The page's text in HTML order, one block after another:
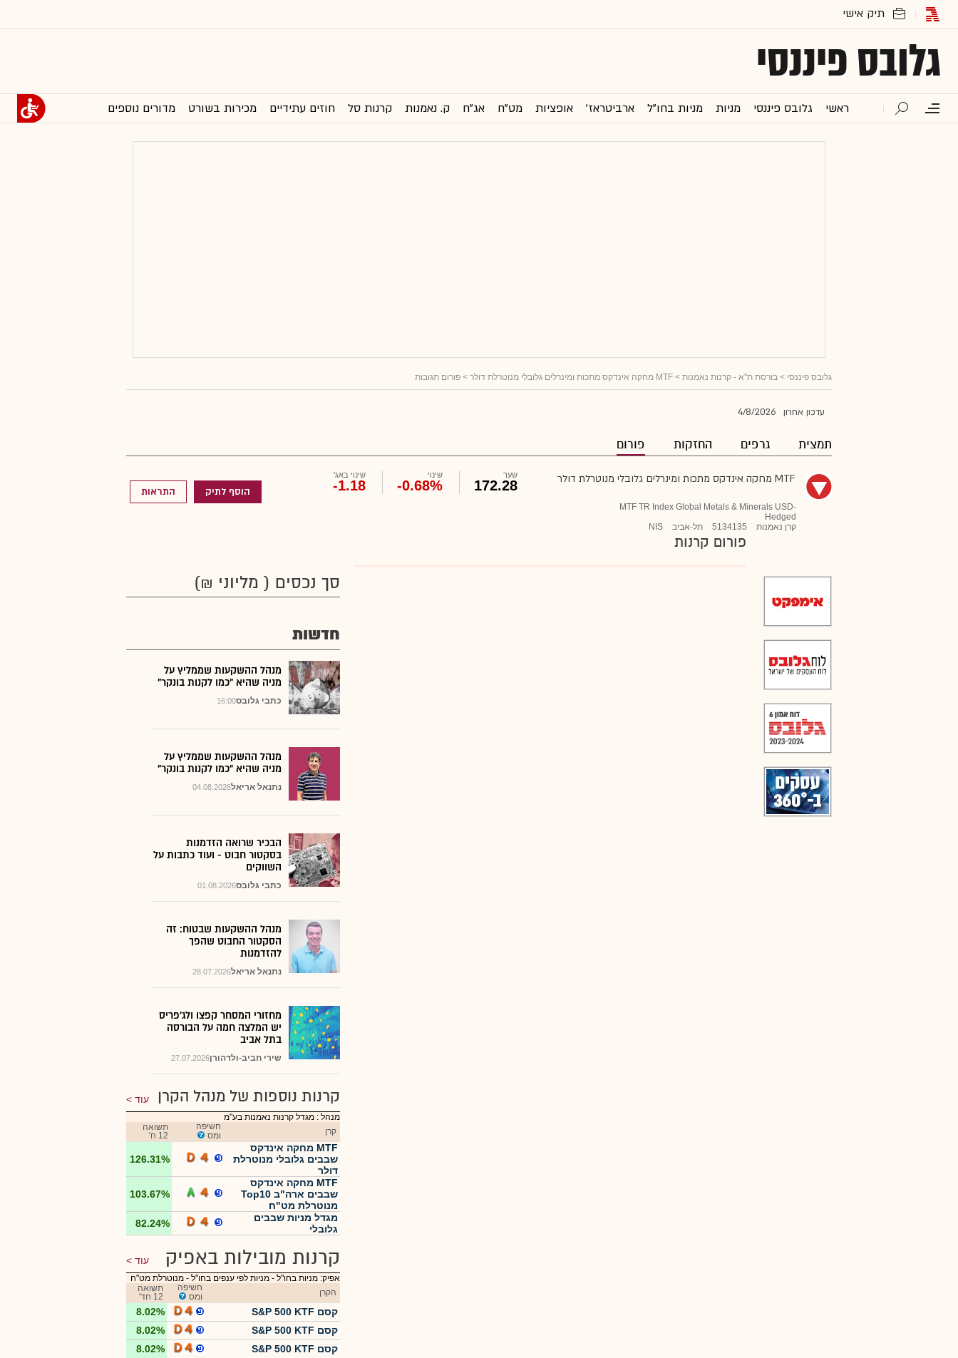
גלובס פיננסי
ראשי גלובס פיננסי מניות מניות בחו"ל ארביטראז' אופציות מט"ח אג"ח ק. נאמנות קרנות סל חוזים עתידיים מכירות בשורט מדורים נוספים
גלובס פיננסי > בורסת ת"א - קרנות נאמנות > MTF מחקה אינדקס מתכות ומינרלים גלובלי מנוטרלת דולר > פורום תגובות
עדכון אחרון 4/8/2026
תמצית גרפים החזקות פורום
MTF מחקה אינדקס מתכות ומינרלים גלובלי מנוטרלת דולר
MTF TR Index Global Metals & Minerals USD-
Hedged
קרן נאמנות
5134135 תל-אביב NIS
שער
172.28
שינוי
-0.68%
שינוי באג'
-1.18 הוסף לתיק התראות
פורום קרנות
סך נכסים ( מליוני ₪)
חדשות
מנהל ההשקעות שממליץ על
מניה שהיא "כמו לקנות בונקר"
16:00כתבי גלובס
מנהל ההשקעות שממליץ על
מניה שהיא "כמו לקנות בונקר"
04.08.2026נתנאל אריאל
הבכיר שרואה הזדמנות
בסקטור חבוט - ועוד כתבות על
השווקים
01.08.2026כתבי גלובס
מנהל ההשקעות שבטוח: זה
הסקטור החבוט שהפך
להזדמנות
28.07.2026נתנאל אריאל
מחזורי המסחר קפצו ולג'פריס
יש המלצה חמה על הבורסה
בתל אביב
27.07.2026שירי חביב-ולדהורן
קרנות נוספות של מנהל הקרן עוד
מנהל : מגדל קרנות נאמנות בע"מ
קרן
חשיפה
ומס
תשואה
12 ח'
MTF מחקה אינדקס
שבבים גלובלי מנוטרלת
דולר
126.31%
MTF מחקה אינדקס
שבבים ארה"ב Top10
מנוטרלת מט"ח
103.67%
מגדל מניות שבבים
גלובלי
82.24%
קרנות מובילות באפיק עוד
אפיק: מניות בחו"ל - מניות לפי ענפים בחו"ל - מנוטרלת מט"ח
הקרן
חשיפה
ומס
תשואה
12 חד'
קסם S&P 500 KTF
8.02%
קסם S&P 500 KTF
8.02%
קסם S&P 500 KTF
8.02%